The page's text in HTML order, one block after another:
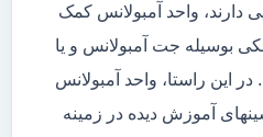
دارند، واحد آمبولانس کمک
بوسیله جت آمبولانس و یا
این راستا، واحد آمبولانس
آموزش دیده در زمینه